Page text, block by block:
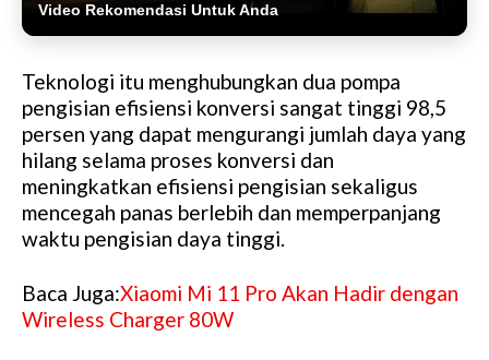
Video Rekomendasi Untuk Anda
Teknologi itu menghubungkan dua pompa
pengisian efisiensi konversi sangat tinggi 98,5
persen yang dapat mengurangi jumlah daya yang
hilang selama proses konversi dan
meningkatkan efisiensi pengisian sekaligus
mencegah panas berlebih dan memperpanjang
waktu pengisian daya tinggi.
Baca Juga:Xiaomi Mi 11 Pro Akan Hadir dengan
Wireless Charger 80W